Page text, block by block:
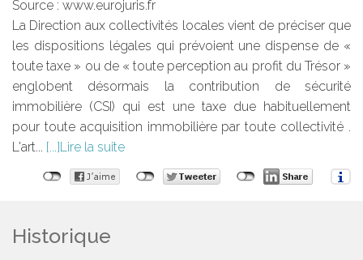
Source : www.eurojuris.fr
La Direction aux collectivités locales vient de préciser que
les dispositions légales qui prévoient une dispense de «
toute taxe » ou de « toute perception au profit du Trésor »
englobent désormais la contribution de sécurité
immobilière (CSI) qui est une taxe due habituellement
pour toute acquisition immobilière par toute collectivité .
L'art...
Lire la suite
Historique